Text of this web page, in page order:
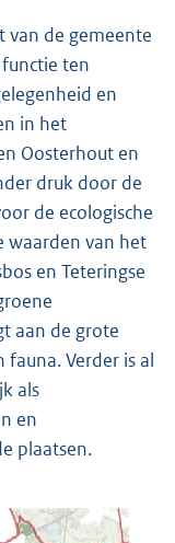
van de gemeente
ten
en
in het
Oosterhout en
druk door de
de ecologische
waarden van het
en Teteringse
aan de grote
Verder is al
als
en
plaatsen.